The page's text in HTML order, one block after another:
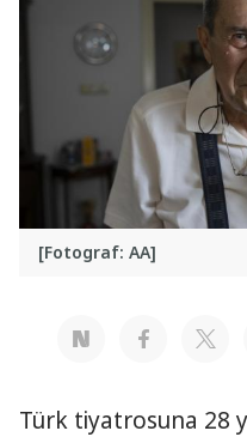
[Fotograf: AA]
Türk tiyatrosuna 28